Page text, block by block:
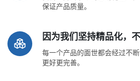
保证产品质量。
因为我们坚持精品化，
每一个产品的面世都会经过不
更好更完善。